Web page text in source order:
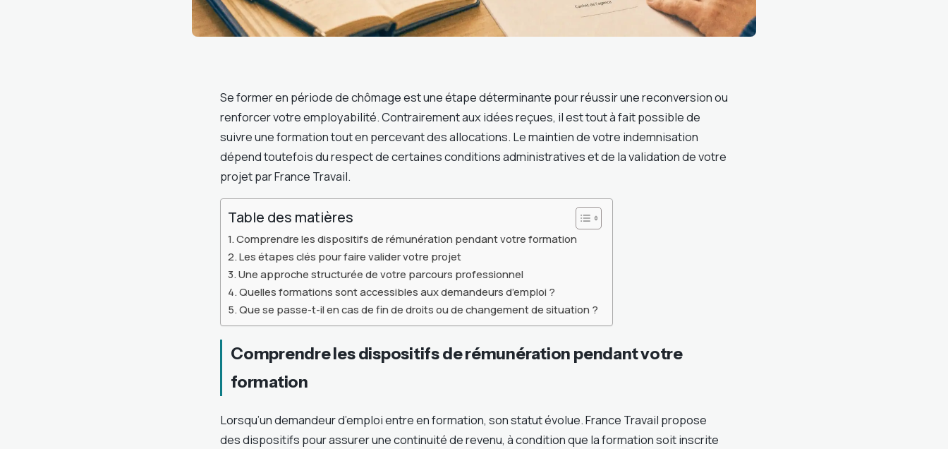
Se former en période de chômage est une étape déterminante pour réussir une reconversion ou
renforcer votre employabilité. Contrairement aux idées reçues, il est tout à fait possible de
suivre une formation tout en percevant des allocations. Le maintien de votre indemnisation
dépend toutefois du respect de certaines conditions administratives et de la validation de votre
projet par France Travail.
Table des matières
Comprendre les dispositifs de rémunération pendant votre formation
Les étapes clés pour faire valider votre projet
Une approche structurée de votre parcours professionnel
Quelles formations sont accessibles aux demandeurs d’emploi ?
Que se passe-t-il en cas de fin de droits ou de changement de situation ?
Comprendre les dispositifs de rémunération pendant votre
formation
Lorsqu’un demandeur d’emploi entre en formation, son statut évolue. France Travail propose
des dispositifs pour assurer une continuité de revenu, à condition que la formation soit inscrite